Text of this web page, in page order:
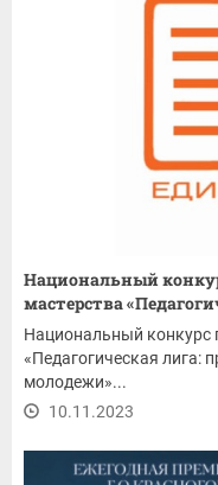
Национальный
мастерства
Национальный конкурс
«Педагогическая лига:
молодежи»...
10.11.2023